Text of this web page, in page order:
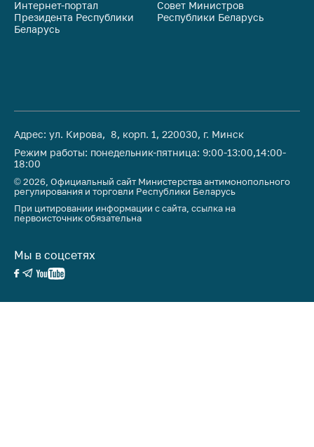
Интернет-портал
Президента Республики
Беларусь
Совет Министров
Республики Беларусь
Адрес: ул. Кирова, 8, корп. 1, 220030, г. Минск
Режим работы: понедельник-пятница: 9:00-13:00,14:00-
18:00
© 2026, Официальный сайт Министерства антимонопольного
регулирования и торговли Республики Беларусь
При цитировании информации с сайта, ссылка на
первоисточник обязательна
Мы в соцсетях